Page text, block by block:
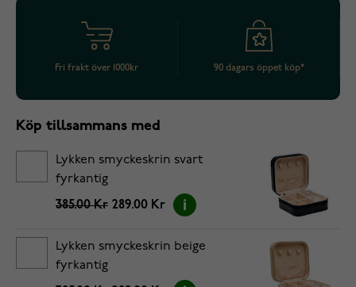
Fri frakt över 1000kr 90 dagars öppet köp*
Köp tillsammans med
Lykken smyckeskrin svart
fyrkantig
385.00 Kr 289.00 Kr
Lykken smyckeskrin beige
fyrkantig